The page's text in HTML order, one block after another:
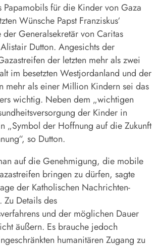
Papamobils für die Kinder von Gaza
Wünsche Papst Franziskus‘
der Generalsekretär von Caritas
Dutton. Angesichts der
der letzten mehr als zwei
im besetzten Westjordanland und der
mehr als einer Million Kindern sei das
wichtig. Neben dem „wichtigen
der Kinder in
„Symbol der Hoffnung auf die Zukunft
so Dutton.
auf die Genehmigung, die mobile
bringen zu dürfen, sagte
der Katholischen Nachrichten-
Details des
und der möglichen Dauer
äußern. Es brauche jedoch
humanitären Zugang zu